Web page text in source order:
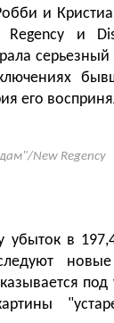
и
Regency и
его
New Regency
убыток в